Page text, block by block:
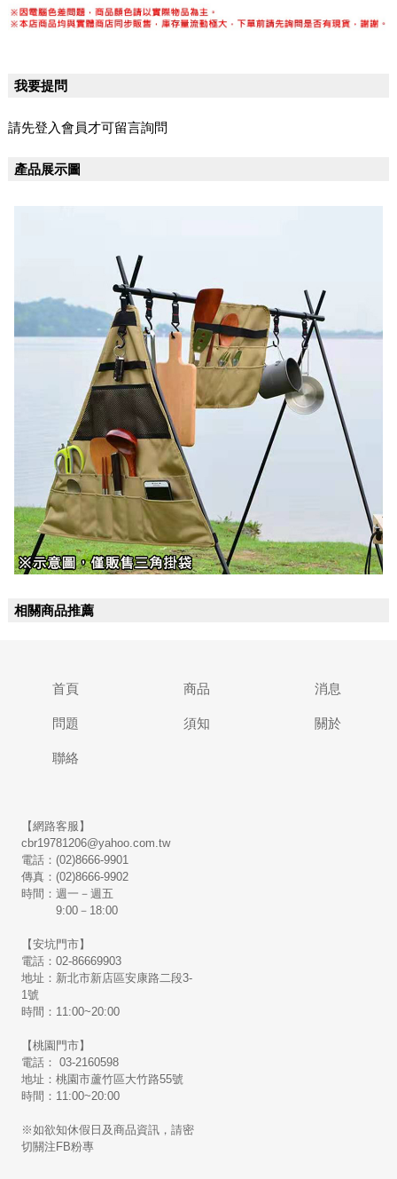
我要提問
請先登入會員才可留言詢問
產品展示圖
相關商品推薦
首頁 商品 消息
問題 須知 關於
聯絡
【網路客服】
cbr19781206@yahoo.com.tw
電話：(02)8666-9901
傳真：(02)8666-9902
時間：週一－週五
9:00－18:00
【安坑門市】
電話：02-86669903
地址：新北市新店區安康路二段3-
1號
時間：11:00~20:00
【桃園門市】
電話： 03-2160598
地址：桃園市蘆竹區大竹路55號
時間：11:00~20:00
※如欲知休假日及商品資訊，請密
切關注FB粉專